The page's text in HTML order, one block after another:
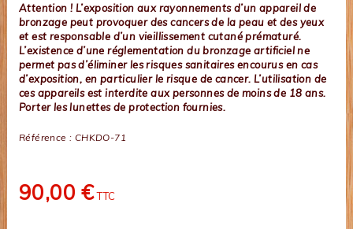
Attention ! L’exposition aux rayonnements d’un appareil de
bronzage peut provoquer des cancers de la peau et des yeux
et est responsable d’un vieillissement cutané prématuré.
L’existence d’une réglementation du bronzage artificiel ne
permet pas d’éliminer les risques sanitaires encourus en cas
d’exposition, en particulier le risque de cancer. L’utilisation de
ces appareils est interdite aux personnes de moins de 18 ans.
Porter les lunettes de protection fournies.
Référence : CHKDO-71
90,00 € TTC